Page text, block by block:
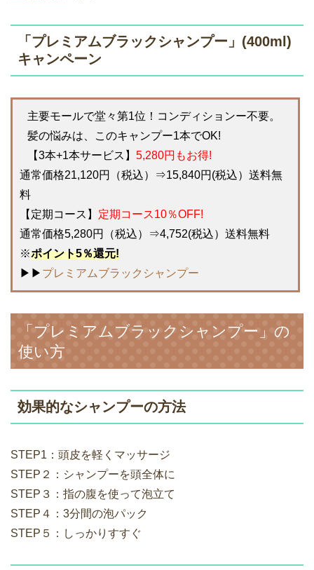
「プレミアムブラックシャンプー」(400ml)
キャンペーン
主要モールで堂々第1位！コンディションー不要。
髪の悩みは、このキャンプー1本でOK!
【3本+1本サービス】 5,280円もお得!
通常価格21,120円（税込）⇒15,840円(税込）送料無
料
【定期コース】 定期コース10％OFF!
通常価格5,280円（税込）⇒4,752(税込）送料無料
※ポイント5％還元!
▶▶ プレミアムブラックシャンプー
「プレミアムブラックシャンプー」の
使い方
効果的なシャンプーの方法
STEP1：頭皮を軽くマッサージ
STEP２：シャンプーを頭全体に
STEP３：指の腹を使って泡立て
STEP４：3分間の泡パック
STEP５：しっかりすすぐ